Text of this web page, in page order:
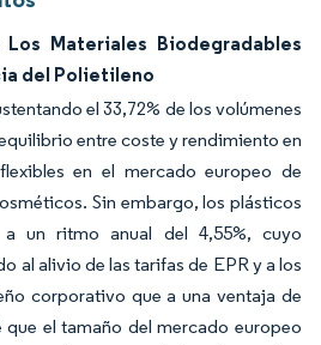
Materiales Biodegradables
del Polietileno
el 33,72% de los volúmenes
entre coste y rendimiento en
en el mercado europeo de
Sin embargo, los plásticos
a un ritmo anual del 4,55%, cuyo
al alivio de las tarifas de EPR y a los
corporativo que a una ventaja de
que el tamaño del mercado europeo